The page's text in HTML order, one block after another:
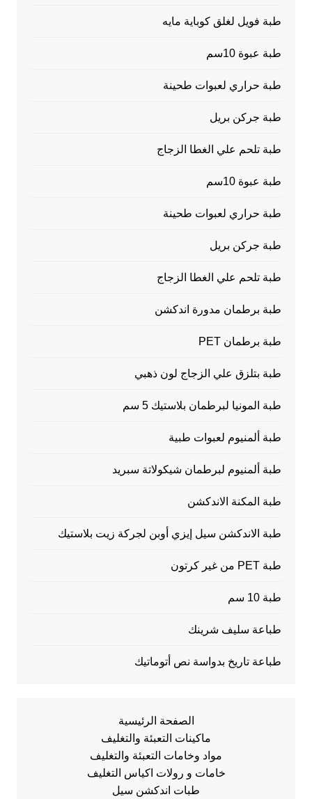
طبة فويل لغلق كوباية مايه
طبة عبوة 10سم
طبة حراري لعبوات طحينة
طبة جركن بريل
طبة تلحم علي الغطا الزجاج
طبة عبوة 10سم
طبة حراري لعبوات طحينة
طبة جركن بريل
طبة تلحم علي الغطا الزجاج
طبة برطمان مدورة اندكشن
طبة برطمان PET
طبة بتلزق علي الزجاج لون ذهبي
طبة المونيا لبرطمان بلاستيك 5 سم
طبة ألمنيوم لعبوات طبية
طبة ألمنيوم لبرطمان شيكولاتة سبريد
طبة المكنة الاندكشن
طبة الاندكشن سيل إيزي أوبن لجركة زيت بلاستيك
طبة PET من غير كرتون
طبة 10 سم
طباعة سليف شرينك
طباعة تاريخ بدواسة نص أتوماتيك
الصفحة الرئيسية
ماكينات التعبئة والتغليف
مواد وخامات التعبئة والتغليف
خامات و رولات اكياس التغليف
طبات اندكشن سيل